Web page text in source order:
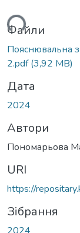
Файли
Пояснювальна
2.pdf(3,92 MB)
Дата
2024
Автори
Пономарьова
URI
https://
Зібрання